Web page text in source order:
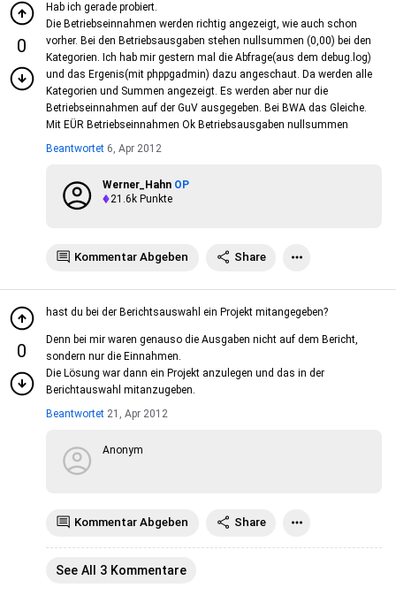
0
Hab ich gerade probiert.
Die Betriebseinnahmen werden richtig angezeigt, wie auch schon
vorher. Bei den Betriebsausgaben stehen nullsummen (0,00) bei den
Kategorien. Ich hab mir gestern mal die Abfrage(aus dem debug.log)
und das Ergenis(mit phppgadmin) dazu angeschaut. Da werden alle
Kategorien und Summen angezeigt. Es werden aber nur die
Betriebseinnahmen auf der GuV ausgegeben. Bei BWA das Gleiche.
Mit EÜR Betriebseinnahmen Ok Betriebsausgaben nullsummen
Beantwortet 6, Apr 2012
Werner_Hahn OP
21.6k Punkte
Kommentar Abgeben Share
0
hast du bei der Berichtsauswahl ein Projekt mitangegeben?
Denn bei mir waren genauso die Ausgaben nicht auf dem Bericht,
sondern nur die Einnahmen.
Die Lösung war dann ein Projekt anzulegen und das in der
Berichtauswahl mitanzugeben.
Beantwortet 21, Apr 2012
Anonym
Kommentar Abgeben Share
See All 3 Kommentare